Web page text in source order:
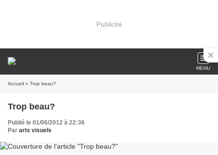
Publicité
MENU
Accueil » Trop beau?
Trop beau?
Publié le 01/06/2012 à 22:36
Par arts visuels